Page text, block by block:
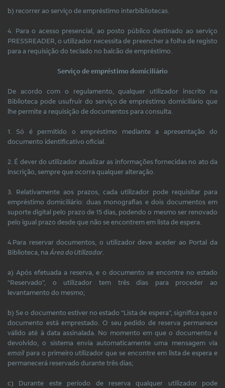
b) recorrer ao serviço de empréstimo interbibliotecas.
4. Para o acesso presencial, ao posto público destinado ao serviço
PRESSREADER, o utilizador necessita de preencher a folha de registo
para a requisição do teclado no balcão de empréstimo.
Serviço de empréstimo domiciliário
De acordo com o regulamento, qualquer utilizador inscrito na
Biblioteca pode usufruir do serviço de empréstimo domiciliário que
lhe permite a requisição de documentos para consulta.
1. Só é permitido o empréstimo mediante a apresentação do
documento identificativo oficial.
2. É dever do utilizador atualizar as informações fornecidas no ato da
inscrição, sempre que ocorra qualquer alteração.
3. Relativamente aos prazos, cada utilizador pode requisitar para
empréstimo domiciliário: duas monografias e dois documentos em
suporte digital pelo prazo de 15 dias, podendo o mesmo ser renovado
pelo igual prazo desde que não se encontrem em lista de espera.
4.Para reservar documentos, o utilizador deve aceder ao Portal da
Biblioteca, na Área do Utilizador
a) Após efetuada a reserva, e o documento se encontre no estado
“Reservado”, o utilizador tem três dias para proceder ao
levantamento do mesmo;
b) Se o documento estiver no estado “Lista de espera”, significa que o
documento está emprestado. O seu pedido de reserva permanece
válido até à data assinalada. No momento em que o documento é
devolvido, o sistema envia automaticamente uma mensagem via
emailpara o primeiro utilizador que se encontre em lista de espera e
permanecerá reservado durante três dias;
c) Durante este período de reserva qualquer utilizador pode